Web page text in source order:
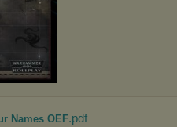
Names OEF.pdf